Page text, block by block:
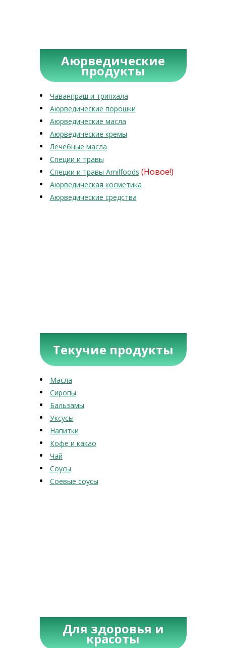
Аюрведические
продукты
Чаванпраш и трипхала
Аюрведические порошки
Аюрведические масла
Аюрведические кремы
Лечебные масла
Специи и травы
Специи и травы Amilfoods (Новое!)
Аюрведическая косметика
Аюрведические средства
Текучие продукты
Масла
Сиропы
Бальзамы
Уксусы
Напитки
Кофе и какао
Чай
Соусы
Соевые соусы
Для здоровья и
красоты